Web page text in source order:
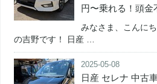
円〜乗れる！頭
みなさま、こんに
の吉野です！ 日産 …
2025-05-08
日産 セレナ 中古